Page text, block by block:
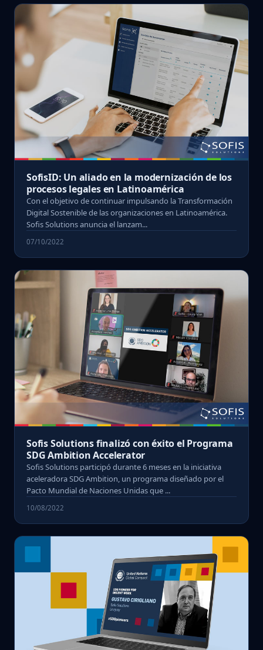
SofisID: Un aliado en la modernización de los
procesos legales en Latinoamérica
Con el objetivo de continuar impulsando la Transformación
Digital Sostenible de las organizaciones en Latinoamérica.
Sofis Solutions anuncia el lanzam...
07/10/2022
Sofis Solutions finalizó con éxito el Programa
SDG Ambition Accelerator
Sofis Solutions participó durante 6 meses en la iniciativa
aceleradora SDG Ambition, un programa diseñado por el
Pacto Mundial de Naciones Unidas que ...
10/08/2022